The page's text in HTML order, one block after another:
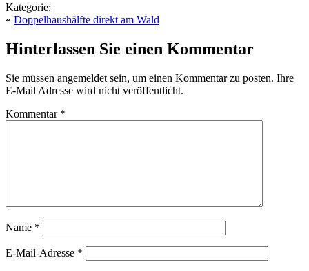
Kategorie:
« Doppelhaushälfte direkt am Wald
Hinterlassen Sie einen Kommentar
Sie müssen angemeldet sein, um einen Kommentar zu posten. Ihre
E-Mail Adresse wird nicht veröffentlicht.
Kommentar *
Name *
E-Mail-Adresse *